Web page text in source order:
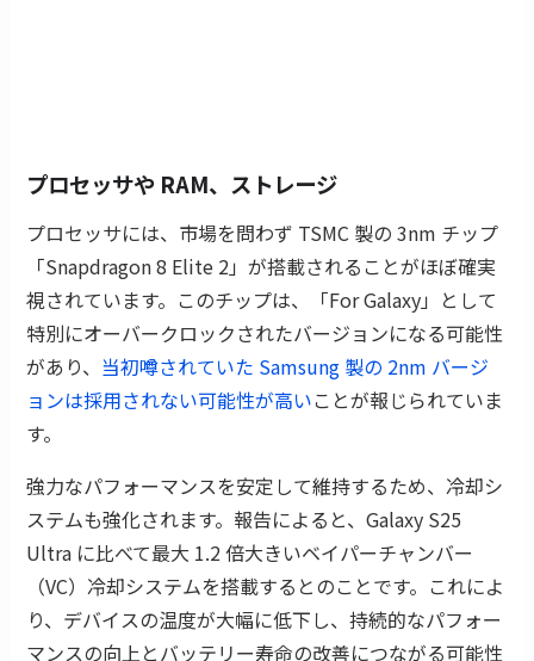
プロセッサや RAM、ストレージ
プロセッサには、市場を問わず TSMC 製の 3nm チップ
「Snapdragon 8 Elite 2」が搭載されることがほぼ確実
視されています。このチップは、「For Galaxy」として
特別にオーバークロックされたバージョンになる可能性
があり、 当初噂されていた Samsung 製の 2nm バージ
ョンは採用されない可能性が高いことが報じられていま
す。
強力なパフォーマンスを安定して維持するため、冷却シ
ステムも強化されます。報告によると、Galaxy S25
Ultra に比べて最大 1.2 倍大きいベイパーチャンバー
（VC）冷却システムを搭載するとのことです。これによ
り、デバイスの温度が大幅に低下し、持続的なパフォー
マンスの向上とバッテリー寿命の改善につながる可能性